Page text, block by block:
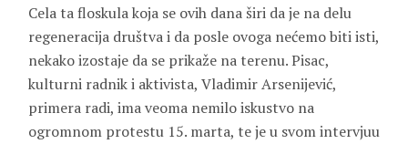
Cela ta floskula koja se ovih dana širi da je na delu
regeneracija društva i da posle ovoga nećemo biti isti,
nekako izostaje da se prikaže na terenu. Pisac,
kulturni radnik i aktivista, Vladimir Arsenijević,
primera radi, ima veoma nemilo iskustvo na
ogromnom protestu 15. marta, te je u svom intervjuu